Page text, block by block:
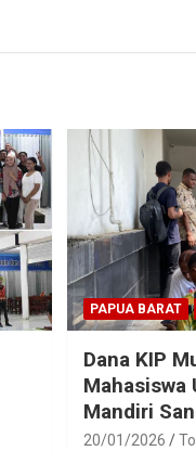
PAPUA BARAT
Dana KIP
Mahasiswa
Mandiri
20/01/2026